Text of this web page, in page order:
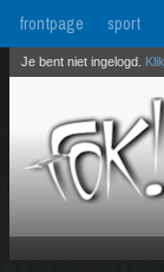
frontpage sport
Je bent niet ingelogd.